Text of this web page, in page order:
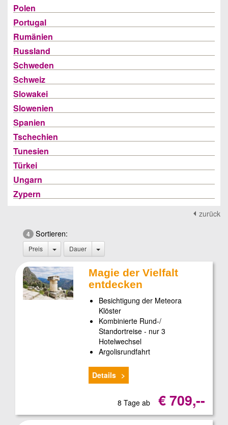
Polen
Portugal
Rumänien
Russland
Schweden
Schweiz
Slowakei
Slowenien
Spanien
Tschechien
Tunesien
Türkei
Ungarn
Zypern
zurück
4 Sortieren:
Preis Dauer
Magie der Vielfalt
entdecken
Besichtigung der Meteora
Klöster
Kombinierte Rund-/
Standortreise - nur 3
Hotelwechsel
Argolisrundfahrt
Details
8 Tage ab € 709,--